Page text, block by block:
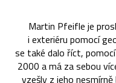
Martin Pfeifle je
i exteriéru pomocí
se také dalo říct,
2000 a má za sebou
vzešly z jeho